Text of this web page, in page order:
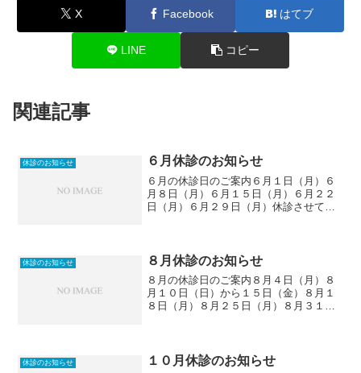
X Facebook はてブ
LINE コピー
関連記事
休診のお知らせ ６月休診のお知らせ
６月の休診日のご案内６月１日（月）６
月８日（月）６月１５日（月）６月２２
日（月）６月２９日（月）休診させてい
休診のお知らせ ８月休診のお知らせ
８月の休診日のご案内８月４日（月）８
月１０日（日）から１５日（金）８月１
８日（月）８月２５日（月）８月３１日
トップページへ
休診のお知らせ １０月休診のお知らせ